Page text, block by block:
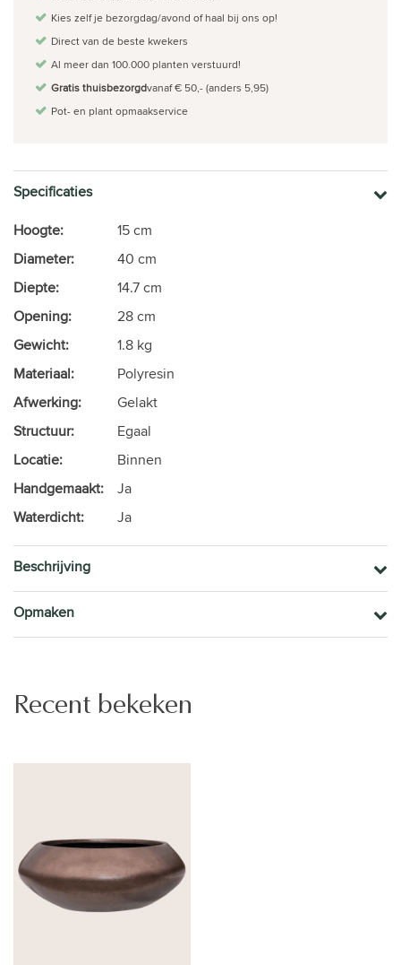
Kies zelf je bezorgdag/avond of haal bij ons op!
Direct van de beste kwekers
Al meer dan 100.000 planten verstuurd!
Gratis thuisbezorgdvanaf € 50,- (anders 5,95)
Pot- en plant opmaakservice
Specificaties
Hoogte:
15 cm
Diameter:
40 cm
Diepte:
14.7 cm
Opening:
28 cm
Gewicht:
1.8 kg
Materiaal:
Polyresin
Afwerking:
Gelakt
Structuur:
Egaal
Locatie:
Binnen
Handgemaakt:
Ja
Waterdicht:
Ja
Beschrijving
Opmaken
Recent bekeken